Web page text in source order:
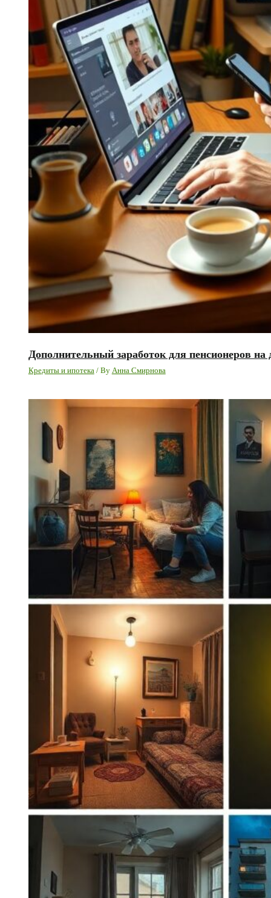
Дополнительный заработок для пенсионеров
Кредиты и ипотека/ By Анна Смирнова